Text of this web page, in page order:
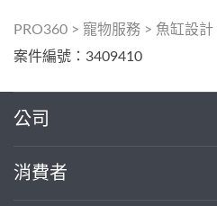
PRO360 > 寵物服務 > 魚缸設計
案件編號：3409410
公司
消費者